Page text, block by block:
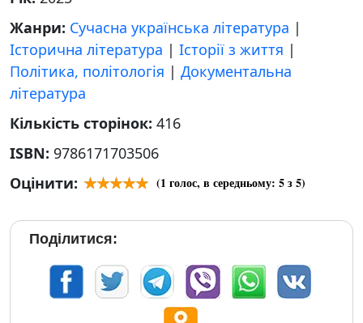
Жанри: Сучасна українська література |
Історична література | Історії з життя |
Політика, політологія | Документальна
література
Кількість сторінок: 416
ISBN: 9786171703506
Оцінити:
(1 голос, в середньому: 5з 5)
Поділитися: